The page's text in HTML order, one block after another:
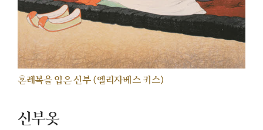
혼례복을 입은 신부 (엘리자베스 키스)
신부옷